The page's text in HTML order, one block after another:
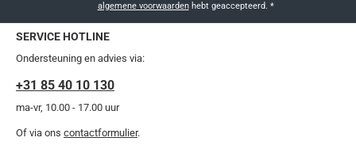
algemene voorwaardenhebt geaccepteerd. *
SERVICE HOTLINE
Ondersteuning en advies via:
+31 85 40 10 130
ma-vr, 10.00 - 17.00 uur
Of via ons contactformulier.